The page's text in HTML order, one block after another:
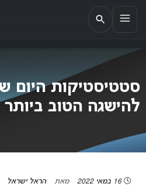
EUROMIX
אתר הבית של האירוויזיון בישראל
סטטיסטיקות היום
להישגה הטוב ביותר אחרי
16 במאי 2022 מאת הראל ישראל